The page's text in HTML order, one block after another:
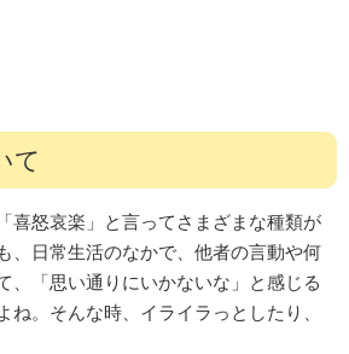
て
喜怒哀楽」と言ってさまざまな種類が
、日常生活のなかで、他者の言動や何
、「思い通りにいかないな」と感じる
ね。そんな時、イライラっとしたり、